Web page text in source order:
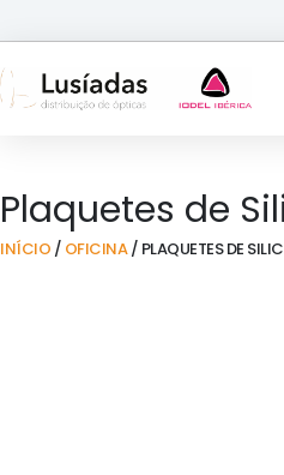
to
content
Plaquetes de
INÍCIO / OFICINA/ PLAQUETES DE